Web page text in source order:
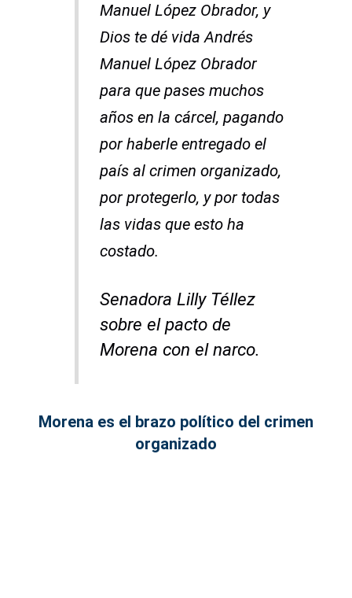
Manuel López Obrador, y
Dios te dé vida Andrés
Manuel López Obrador
para que pases muchos
años en la cárcel, pagando
por haberle entregado el
país al crimen organizado,
por protegerlo, y por todas
las vidas que esto ha
costado.
Senadora Lilly Téllez
sobre el pacto de
Morena con el narco.
Morena es el brazo político del crimen
organizado